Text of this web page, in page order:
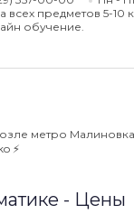
предметов 5-10
обучение.
метро
⚡️
- Цены